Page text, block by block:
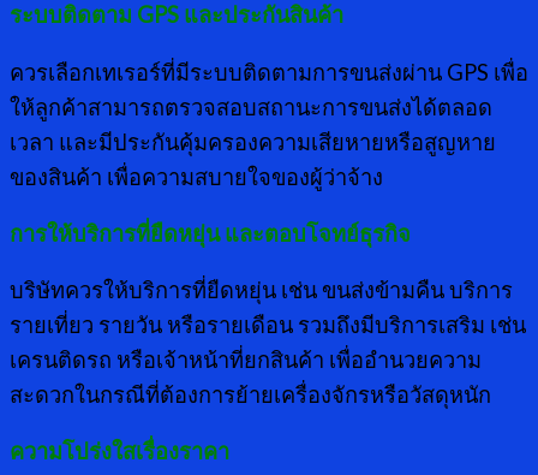
ระบบติดตาม GPS และประกันสินค้า
ควรเลือกเทเรอร์ที่มีระบบติดตามการขนส่งผ่าน GPS เพื่อ
ให้ลูกค้าสามารถตรวจสอบสถานะการขนส่งได้ตลอด
เวลา และมีประกันคุ้มครองความเสียหายหรือสูญหาย
ของสินค้า เพื่อความสบายใจของผู้ว่าจ้าง
การให้บริการที่ยืดหยุ่น และตอบโจทย์ธุรกิจ
บริษัทควรให้บริการที่ยืดหยุ่น เช่น ขนส่งข้ามคืน บริการ
รายเที่ยว รายวัน หรือรายเดือน รวมถึงมีบริการเสริม เช่น
เครนติดรถ หรือเจ้าหน้าที่ยกสินค้า เพื่ออำนวยความ
สะดวกในกรณีที่ต้องการย้ายเครื่องจักรหรือวัสดุหนัก
ความโปร่งใสเรื่องราคา